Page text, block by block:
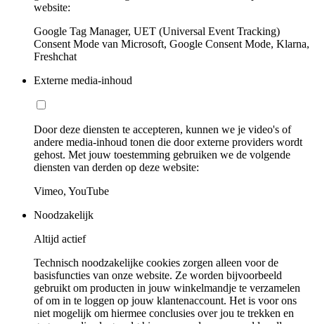
website:
Google Tag Manager, UET (Universal Event Tracking)
Consent Mode van Microsoft, Google Consent Mode, Klarna,
Freshchat
Externe media-inhoud
Door deze diensten te accepteren, kunnen we je video's of
andere media-inhoud tonen die door externe providers wordt
gehost. Met jouw toestemming gebruiken we de volgende
diensten van derden op deze website:
Vimeo, YouTube
Noodzakelijk
Altijd actief
Technisch noodzakelijke cookies zorgen alleen voor de
basisfuncties van onze website. Ze worden bijvoorbeeld
gebruikt om producten in jouw winkelmandje te verzamelen
of om in te loggen op jouw klantenaccount. Het is voor ons
niet mogelijk om hiermee conclusies over jou te trekken en